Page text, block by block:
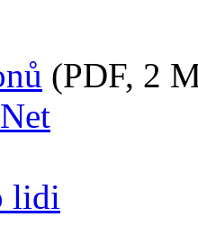
(PDF, 2
lidi